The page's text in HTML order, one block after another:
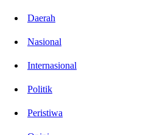
Daerah
Nasional
Internasional
Politik
Peristiwa